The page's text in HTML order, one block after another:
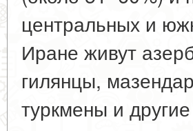
центральных и
Иране живут
гилянцы,
туркмены и